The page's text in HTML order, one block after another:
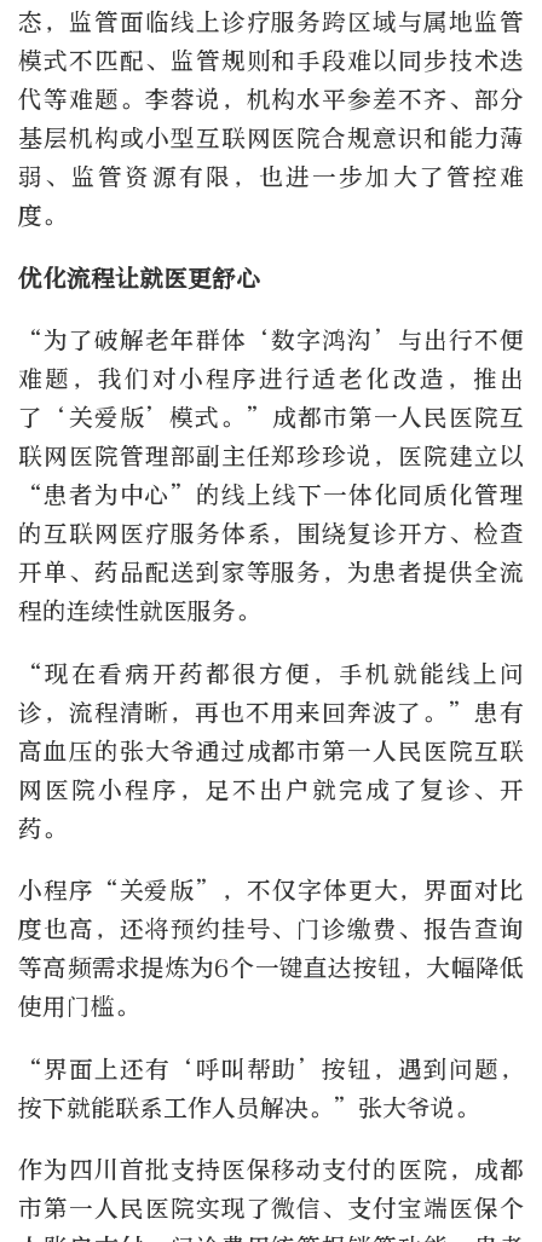
态，监管面临线上诊疗服务跨区域与属地监管
模式不匹配、监管规则和手段难以同步技术迭
代等难题。李蓉说，机构水平参差不齐、部分
基层机构或小型互联网医院合规意识和能力薄
弱、监管资源有限，也进一步加大了管控难
度。
优化流程让就医更舒心
“为了破解老年群体‘数字鸿沟’与出行不便
难题，我们对小程序进行适老化改造，推出
了‘关爱版’模式。”成都市第一人民医院互
联网医院管理部副主任郑珍珍说，医院建立以
“患者为中心”的线上线下一体化同质化管理
的互联网医疗服务体系，围绕复诊开方、检查
开单、药品配送到家等服务，为患者提供全流
程的连续性就医服务。
“现在看病开药都很方便，手机就能线上问
诊，流程清晰，再也不用来回奔波了。”患有
高血压的张大爷通过成都市第一人民医院互联
网医院小程序，足不出户就完成了复诊、开
药。
小程序“关爱版”，不仅字体更大，界面对比
度也高，还将预约挂号、门诊缴费、报告查询
等高频需求提炼为6个一键直达按钮，大幅降低
使用门槛。
“界面上还有‘呼叫帮助’按钮，遇到问题，
按下就能联系工作人员解决。”张大爷说。
作为四川首批支持医保移动支付的医院，成都
市第一人民医院实现了微信、支付宝端医保个